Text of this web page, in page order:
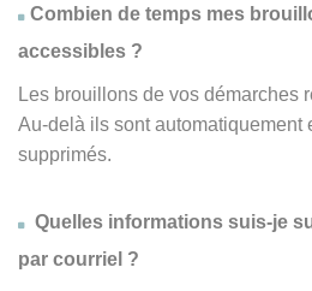
Combien de temps mes
accessibles ?
Les brouillons de vos démarches
Au-delà ils sont automatiquement
supprimés.
Quelles informations suis-je
par courriel ?